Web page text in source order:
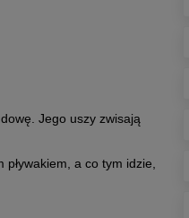
Jego uszy zwisają
a co tym idzie,